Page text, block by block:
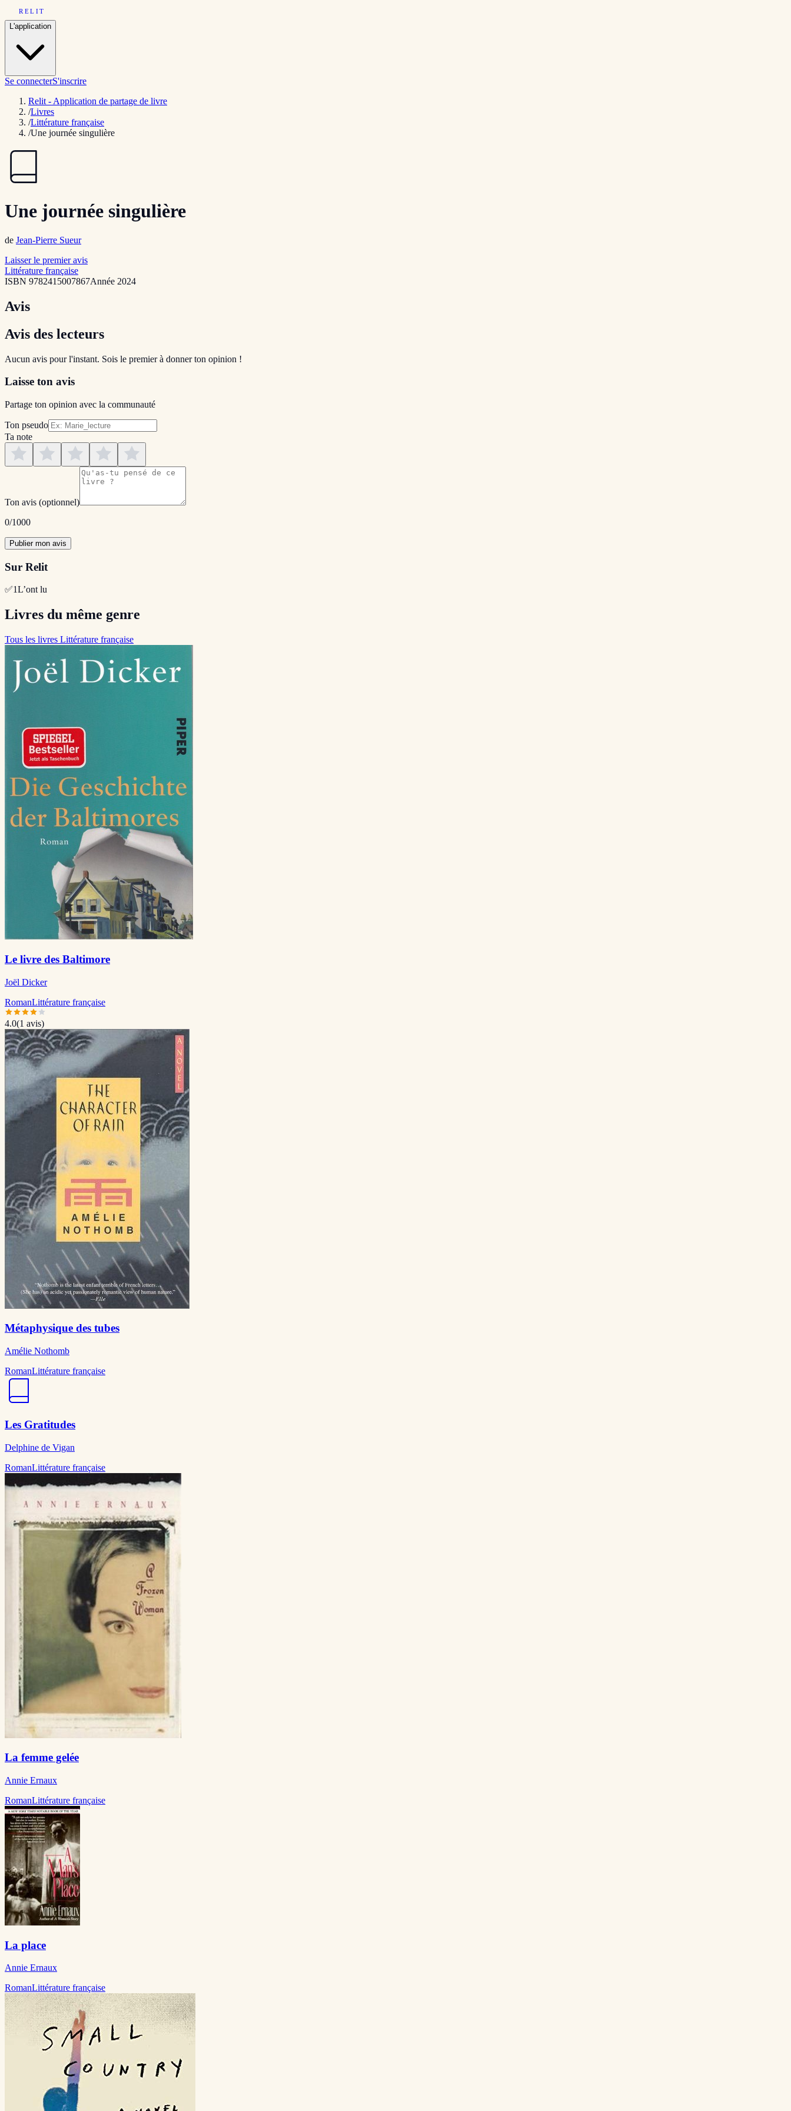
RELIT
L'application
Se connecterS'inscrire
Relit - Application de partage de livre
/Livres
/Littérature française
/Une journée singulière
Une journée singulière
de Jean-Pierre Sueur
Laisser le premier avis
Littérature française
ISBN 9782415007867Année 2024
Avis
Avis des lecteurs
Aucun avis pour l'instant. Sois le premier à donner ton opinion !
Laisse ton avis
Partage ton opinion avec la communauté
Ton pseudo
Ta note
Ton avis (optionnel)
0/1000
Publier mon avis
Sur Relit
✅1L’ont lu
Livres du même genre
Tous les livres Littérature française
Le livre des Baltimore
Joël Dicker
RomanLittérature française
4.0(1 avis)
Métaphysique des tubes
Amélie Nothomb
RomanLittérature française
Les Gratitudes
Delphine de Vigan
RomanLittérature française
La femme gelée
Annie Ernaux
RomanLittérature française
La place
Annie Ernaux
RomanLittérature française